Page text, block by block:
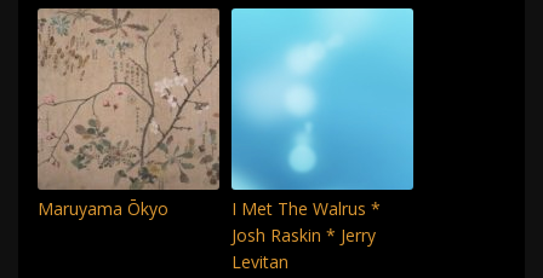
Maruyama Ōkyo
I Met The Walrus *
Josh Raskin * Jerry
Levitan